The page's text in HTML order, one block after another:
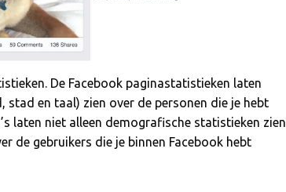
De Facebook paginastatistieken laten
en taal) zien over de personen die je hebt
laten niet alleen demografische statistieken zien
de gebruikers die je binnen Facebook hebt